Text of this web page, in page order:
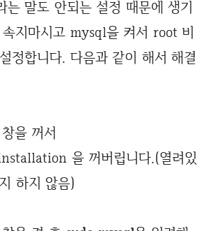
는 말도 안되는 설정 때문에 생기
지마시고 mysql을 켜서 root 비
정합니다. 다음과 같이 해서 해결
을 꺼서
을 꺼버립니다.(열려있
하지 않음)